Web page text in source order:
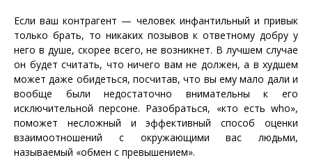
Если ваш контрагент — человек инфантильный и привык
только брать, то никаких позывов к ответному добру у
него в душе, скорее всего, не возникнет. В лучшем случае
он будет считать, что ничего вам не должен, а в худшем
может даже обидеться, посчитав, что вы ему мало дали и
вообще были недостаточно внимательны к его
исключительной персоне. Разобраться, «кто есть who»,
поможет несложный и эффективный способ оценки
взаимоотношений с окружающими вас людьми,
называемый «обмен с превышением».